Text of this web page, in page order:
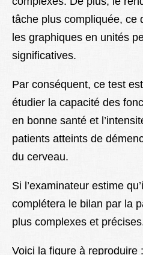
tâche plus compliquée, ce
les graphiques en unités
significatives.
Par conséquent, ce test
étudier la capacité des
en bonne santé et
patients atteints de
du cerveau.
Si l’examinateur estime
complétera le bilan par la
plus complexes et
Voici la figure à reproduire